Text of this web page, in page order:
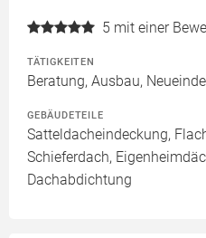
5 mit einer
TÄTIGKEITEN
Beratung, Ausbau,
GEBÄUDETEILE
Satteldacheindeckung,
Schieferdach,
Dachabdichtung